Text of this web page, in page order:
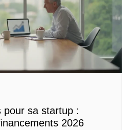
pour sa startup :
2026